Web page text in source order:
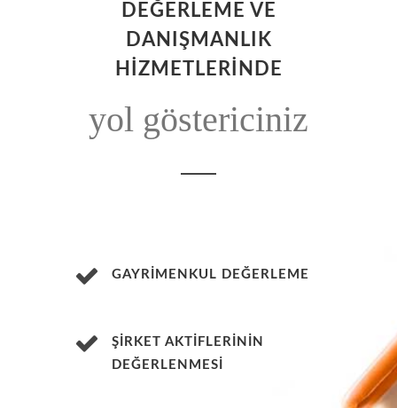
DEĞERLEME VE
DANIŞMANLIK
HİZMETLERİNDE
yol göstericiniz
GAYRİMENKUL DEĞERLEME
ŞİRKET AKTİFLERİNİN
DEĞERLENMESİ